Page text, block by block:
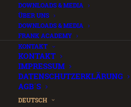
DOWNLOADS & MEDIA
ÜBER UNS
DOWNLOADS & MEDIA
FRANK ACADEMY
.KONTAKT
KONTAKT
IMPRESSUM
DATENSCHUTZERKLÄRUNG
AGB´S
DEUTSCH